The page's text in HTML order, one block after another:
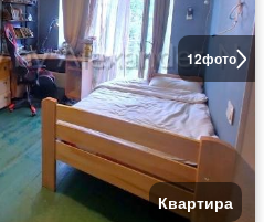
12фото
Квартира